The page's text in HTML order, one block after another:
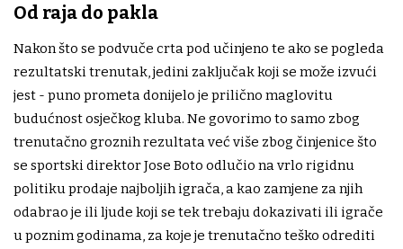
Od raja do pakla
Nakon što se podvuče crta pod učinjeno te ako se pogleda
rezultatski trenutak, jedini zaključak koji se može izvući
jest - puno prometa donijelo je prilično maglovitu
budućnost osječkog kluba. Ne govorimo to samo zbog
trenutačno groznih rezultata već više zbog činjenice što
se sportski direktor Jose Boto odlučio na vrlo rigidnu
politiku prodaje najboljih igrača, a kao zamjene za njih
odabrao je ili ljude koji se tek trebaju dokazivati ili igrače
u poznim godinama, za koje je trenutačno teško odrediti